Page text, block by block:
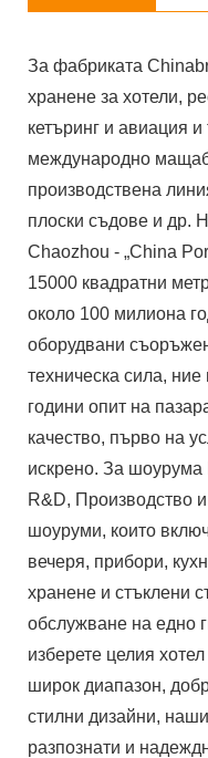
За фабриката
хранене за хотели,
кетъринг и авиация
международно
производствена
плоски съдове и др.
Chaozhou - „China
15000 квадратни
около 100 милиона
оборудвани
техническа сила,
години опит на
качество, първо на
искрено. За
R&D, Производство
шоуруми, които
вечеря, прибори,
хранене и стъклени
обслужване на едно
изберете целия
широк диапазон,
стилни дизайни,
разпознати и